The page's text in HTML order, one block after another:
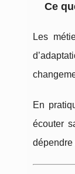
Ce
Les
En
écouter
dépendre